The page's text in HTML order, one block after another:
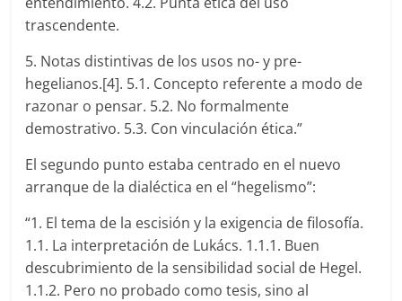
trascendente.
5. Notas distintivas de los usos no- y pre-
hegelianos.[4]. 5.1. Concepto referente a modo de
razonar o pensar. 5.2. No formalmente
demostrativo. 5.3. Con vinculación ética.”
El segundo punto estaba centrado en el nuevo
arranque de la dialéctica en el “hegelismo”:
“1. El tema de la escisión y la exigencia de filosofía.
1.1. La interpretación de Lukács. 1.1.1. Buen
descubrimiento de la sensibilidad social de Hegel.
1.1.2. Pero no probado como tesis, sino al